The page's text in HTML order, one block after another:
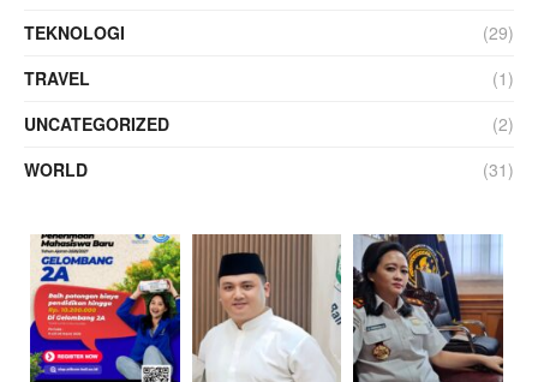
TEKNOLOGI
(29)
TRAVEL
(1)
UNCATEGORIZED
(2)
WORLD
(31)